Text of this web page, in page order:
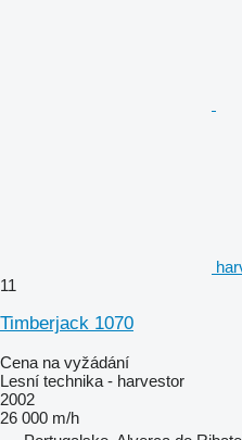
11
Timberjack 1070
Cena na vyžádání
Lesní technika - harvestor
2002
26 000 m/h